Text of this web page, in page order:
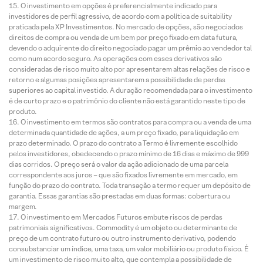
O investimento em opções é preferencialmente indicado para
investidores de perfil agressivo, de acordo com a política de suitability
praticada pela XP Investimentos. No mercado de opções, são negociados
direitos de compra ou venda de um bem por preço fixado em data futura,
devendo o adquirente do direito negociado pagar um prêmio ao vendedor tal
como num acordo seguro. As operações com esses derivativos são
consideradas de risco muito alto por apresentarem altas relações de risco e
retorno e algumas posições apresentarem a possibilidade de perdas
superiores ao capital investido. A duração recomendada para o investimento
é de curto prazo e o patrimônio do cliente não está garantido neste tipo de
produto.
O investimento em termos são contratos para compra ou a venda de uma
determinada quantidade de ações, a um preço fixado, para liquidação em
prazo determinado. O prazo do contrato a Termo é livremente escolhido
pelos investidores, obedecendo o prazo mínimo de 16 dias e máximo de 999
dias corridos. O preço será o valor da ação adicionado de uma parcela
correspondente aos juros – que são fixados livremente em mercado, em
função do prazo do contrato. Toda transação a termo requer um depósito de
garantia. Essas garantias são prestadas em duas formas: cobertura ou
margem.
O investimento em Mercados Futuros embute riscos de perdas
patrimoniais significativos. Commodity é um objeto ou determinante de
preço de um contrato futuro ou outro instrumento derivativo, podendo
consubstanciar um índice, uma taxa, um valor mobiliário ou produto físico. É
um investimento de risco muito alto, que contempla a possibilidade de